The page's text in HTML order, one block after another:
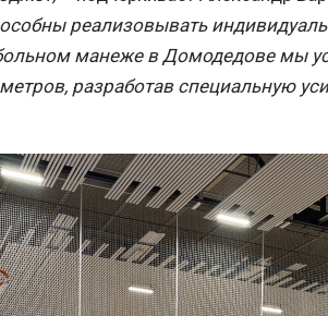
реализовывать
манеже в Домодедове мы
разработав специальную